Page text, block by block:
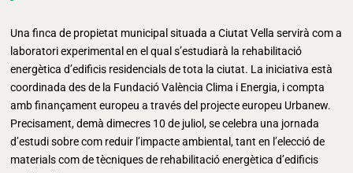
Una finca de propietat municipal situada a Ciutat Vella servirà com a
laboratori experimental en el qual s’estudiarà la rehabilitació
energètica d’edificis residencials de tota la ciutat. La iniciativa està
coordinada des de la Fundació València Clima i Energia, i compta
amb finançament europeu a través del projecte europeu Urbanew.
Precisament, demà dimecres 10 de juliol, se celebra una jornada
d’estudi sobre com reduir l’impacte ambiental, tant en l’elecció de
materials com de tècniques de rehabilitació energètica d’edificis